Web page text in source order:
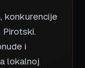
konkurencije
Pirotski.
i
lokalnoj